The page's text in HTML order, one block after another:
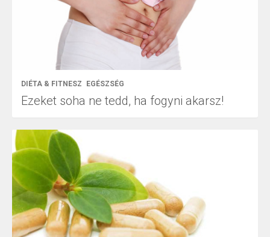
DIÉTA & FITNESZ EGÉSZSÉG
Ezeket soha ne tedd, ha fogyni akarsz!